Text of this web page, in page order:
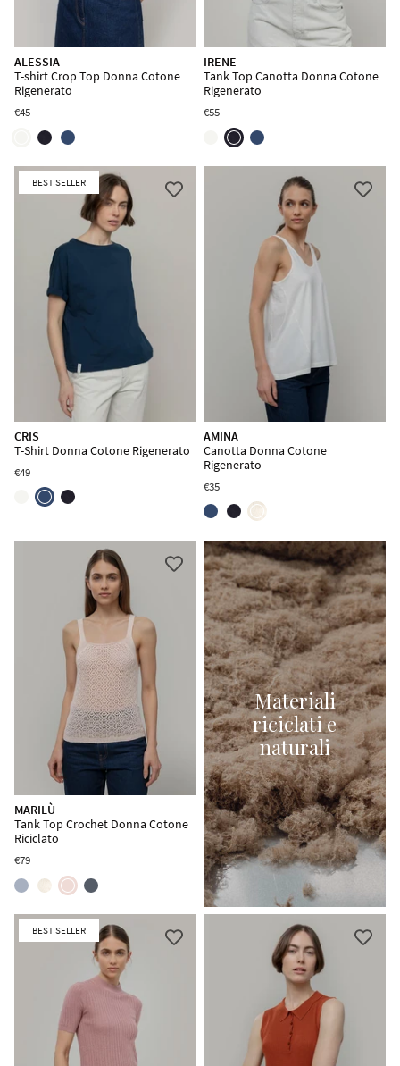
ALESSIA
T-shirt Crop Top Donna Cotone
Rigenerato
€45
IRENE
Tank Top Canotta Donna Cotone
Rigenerato
€55
BEST SELLER
CRIS
T-Shirt Donna Cotone Rigenerato
€49
AMINA
Canotta Donna Cotone
Rigenerato
€35
MARILÙ
Tank Top Crochet Donna Cotone
Riciclato
€79
Materiali
riciclati e
naturali
BEST SELLER